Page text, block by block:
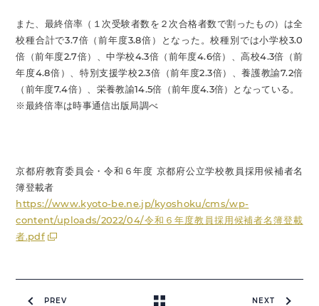
また、最終倍率（１次受験者数を２次合格者数で割ったもの）は全
校種合計で3.7倍（前年度3.8倍）となった。校種別では小学校3.0
倍（前年度2.7倍）、中学校4.3倍（前年度4.6倍）、高校4.3倍（前
年度4.8倍）、特別支援学校2.3倍（前年度2.3倍）、養護教諭7.2倍
（前年度7.4倍）、栄養教諭14.5倍（前年度4.3倍）となっている。
※最終倍率は時事通信出版局調べ
京都府教育委員会・令和６年度 京都府公立学校教員採用候補者名
簿登載者
https://www.kyoto-be.ne.jp/kyoshoku/cms/wp-
content/uploads/2022/04/令和６年度教員採用候補者名簿登載
者.pdf
PREV NEXT